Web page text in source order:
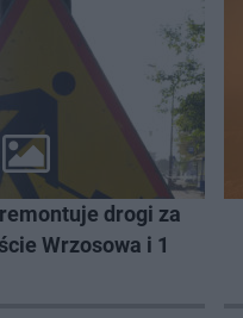
drogi za
Wrzosowa i 1